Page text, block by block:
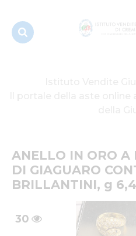
DA
BRILLANTINI,
g 6,43
ANELLO IN ORO A
DI GIAGUARO
BRILLANTINI, g
30